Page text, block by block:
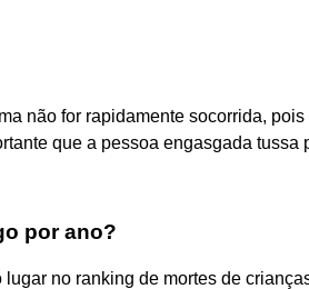
não for rapidamente socorrida, pois
que a pessoa engasgada tussa
por ano?
no ranking de mortes de